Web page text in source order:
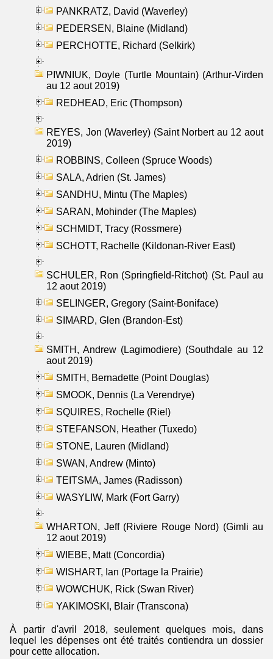
PANKRATZ, David (Waverley)
PEDERSEN, Blaine (Midland)
PERCHOTTE, Richard (Selkirk)
PIWNIUK, Doyle (Turtle Mountain) (Arthur-Virden
au 12 aout 2019)
REDHEAD, Eric (Thompson)
REYES, Jon (Waverley) (Saint Norbert au 12 aout
2019)
ROBBINS, Colleen (Spruce Woods)
SALA, Adrien (St. James)
SANDHU, Mintu (The Maples)
SARAN, Mohinder (The Maples)
SCHMIDT, Tracy (Rossmere)
SCHOTT, Rachelle (Kildonan-River East)
SCHULER, Ron (Springfield-Ritchot) (St. Paul au
12 aout 2019)
SELINGER, Gregory (Saint-Boniface)
SIMARD, Glen (Brandon-Est)
SMITH, Andrew (Lagimodiere) (Southdale au 12
aout 2019)
SMITH, Bernadette (Point Douglas)
SMOOK, Dennis (La Verendrye)
SQUIRES, Rochelle (Riel)
STEFANSON, Heather (Tuxedo)
STONE, Lauren (Midland)
SWAN, Andrew (Minto)
TEITSMA, James (Radisson)
WASYLIW, Mark (Fort Garry)
WHARTON, Jeff (Riviere Rouge Nord) (Gimli au
12 aout 2019)
WIEBE, Matt (Concordia)
WISHART, Ian (Portage la Prairie)
WOWCHUK, Rick (Swan River)
YAKIMOSKI, Blair (Transcona)
À partir d'avril 2018, seulement quelques mois, dans
lequel les dépenses ont été traités contiendra un dossier
pour cette allocation.